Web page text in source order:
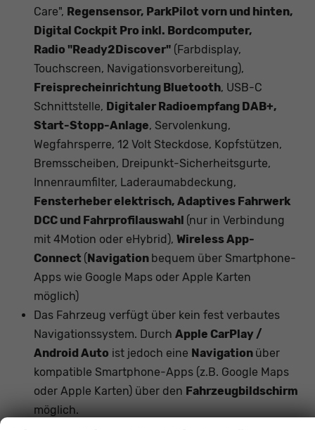
Care", Regensensor, ParkPilot vorn und hinten,
Digital Cockpit Pro inkl. Bordcomputer,
Radio "Ready2Discover" (Farbdisplay,
Touchscreen, Navigationsvorbereitung),
Freisprecheinrichtung Bluetooth, USB-C
Schnittstelle, Digitaler Radioempfang DAB+,
Start-Stopp-Anlage, Servolenkung,
Wegfahrsperre, 12 Volt Steckdose, Kopfstützen,
Bremsscheiben, Dreipunkt-Sicherheitsgurte,
Innenraumfilter, Laderaumabdeckung,
Fensterheber elektrisch, Adaptives Fahrwerk
DCC und Fahrprofilauswahl (nur in Verbindung
mit 4Motion oder eHybrid), Wireless App-
Connect (Navigation bequem über Smartphone-
Apps wie Google Maps oder Apple Karten
möglich)
Das Fahrzeug verfügt über kein fest verbautes
Navigationssystem. Durch Apple CarPlay /
Android Auto ist jedoch eine Navigation über
kompatible Smartphone-Apps (z.B. Google Maps
oder Apple Karten) über den Fahrzeugbildschirm
möglich.